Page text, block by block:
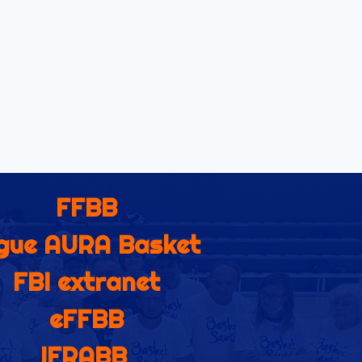
FFBB
AURA Basket
FBI extranet
eFFBB